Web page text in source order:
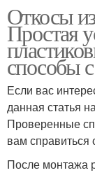
Откосы
Простая
способы
Если вас
данная статья
Проверенные
вам справиться
После монтажа